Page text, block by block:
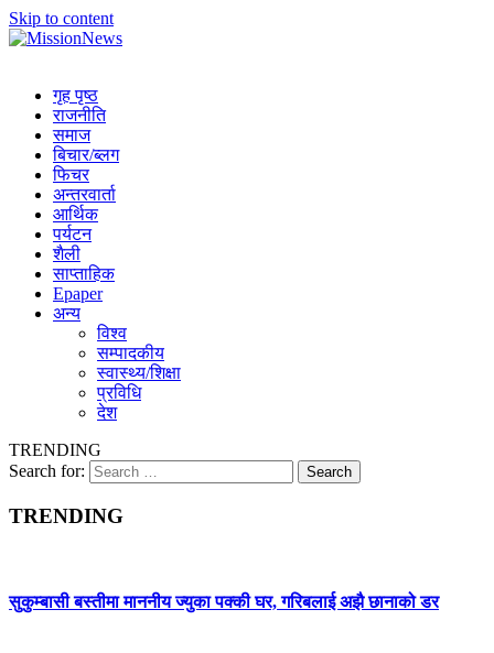
Skip to content
गृह पृष्ठ
राजनीति
समाज
बिचार/ब्लग
फिचर
अन्तरवार्ता
आर्थिक
पर्यटन
शैली
साप्ताहिक
Epaper
अन्य
विश्व
सम्पादकीय
स्वास्थ्य/शिक्षा
प्रविधि
देश
TRENDING
Search for:
TRENDING
सुकुम्बासी बस्तीमा माननीय ज्युका पक्की घर, गरिबलाई अझै छानाको डर